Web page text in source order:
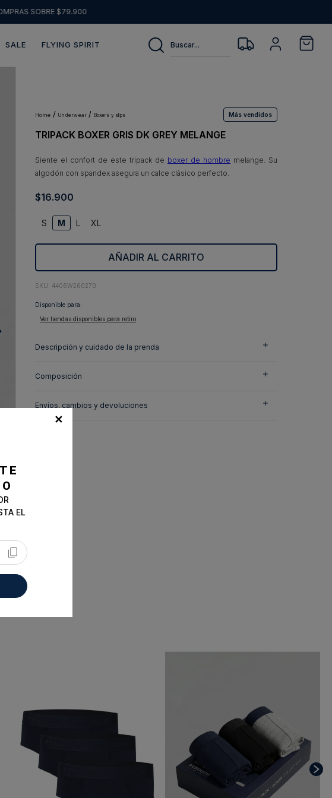
SOBRE $79.900
SALE FLYING SPIRIT
Buscar...
underwear boxers y slips Más vendidos
TRIPACK BOXER GRIS DK GREY MELANGE
Siente el confort de este tripack de boxer de hombre melange. Su
algodón con spandex asegura un calce clásico perfecto.
$16.900
S M L XL
AÑADIR AL CARRITO
: 4406W260270
Disponible para:
Ver tiendas disponibles para retiro
Descripción y cuidado de la prenda
Composición
Envíos, cambios y devoluciones
✕
TE
EL